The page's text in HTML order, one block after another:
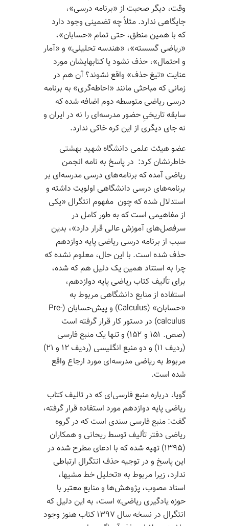
وقت، دیگر صحبت از «برنامه درسی»،
جایگاهی ندارد. مثلاً چه تضمینی وجود دارد
که با همین منطق، حتی تمام «حسابان»،
«ریاضی گسسته»، «هندسه تحلیلی» و «آمار
و احتمال»، حذف نشود یا کتاب­هایشان مورد
عنایت «تیغ حذف» واقع نشوند؟ آن هم در
زمانی که مباحثی مانند «احاطه‌­گری» به برنامه
درسی ریاضی متوسطه دوم اضافه شده که
سابقه تاریخیِ حضور مدرسه‌­ای را نه در ایران و
نه جای دیگری از این کره خاکی ندارد.
عضو هیئت علمی دانشگاه شهید بهشتی
خاطرنشان کرد: در پاسخ به نامه انجمن
ریاضی آمده که برنامه­‌های درسی مدرسه‌­ای بر
برنامه‌­های درسی دانشگاهی اولویت داشته و
استدلال شده که چون مفهوم انتگرال «یکی
از مفاهیمی است که به طور کامل در
سرفصل‌­های آموزش عالی قرار دارد»، بدین
سبب از برنامه درسی ریاضی پایه دوازدهم
حذف شده است. با این حال، معلوم نشده که
چرا به استناد همین یک دلیل هم که شده،
برای تألیف کتاب ریاضی پایه دوازدهم،
استفاده از منابع دانشگاهی مربوط به
«حسابان» (Calculus) و پیش­‌حسابان (Pre-
calculus) در دستور کار قرار گرفته است
(صص. ۱۵۱ و ۱۵۲) و تنها یک منبع فارسی
(ردیف ۱۱) و دو منبع انگلیسی (ردیف ۱۲ و ۲۱)
مربوط به ریاضی مدرسه­‌ای مورد ارجاع واقع
شده است.
گویا، درباره منبع فارسی‌ای که در تالیف کتاب
ریاضی پایه دوازدهم مورد استفاده قرار گرفته،
گفت: منبع فارسی سندی است که در گروه
ریاضی دفتر تألیف توسط ریحانی و همکاران
(۱۳۹۵) تهیه شده که با ادعای مطرح شده در
این پاسخ و در توجیه حذف انتگرال ارتباطی
ندارد، زیرا مربوط به «تحلیل خط ­مشی­ها،
اسناد مصوب، پژوهش‌­ها و منابع معتبر با
حوزه یادگیری ریاضی» است، به این دلیل که
انتگرال در نسخه سال ۱۳۹۷ کتاب هنوز وجود